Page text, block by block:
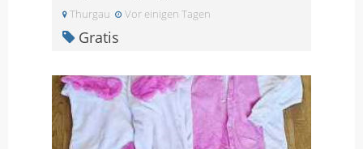
Thurgau Vor einigen Tagen
Gratis